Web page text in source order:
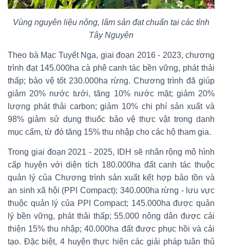
Vùng nguyên liệu nông, lâm sản đạt chuẩn tại các tỉnh
Tây Nguyên
Theo bà Mạc Tuyết Nga, giai đoạn 2016 - 2023, chương
trình đạt 145.000ha cà phê canh tác bền vững, phát thải
thấp; bảo vệ tốt 230.000ha rừng. Chương trình đã giúp
giảm 20% nước tưới, tăng 10% nước mặt; giảm 20%
lượng phát thải carbon; giảm 10% chi phí sản xuất và
98% giảm sử dụng thuốc bảo vệ thực vật trong danh
mục cấm, từ đó tăng 15% thu nhập cho các hộ tham gia.
Trong giai đoạn 2021 - 2025, IDH sẽ nhân rộng mô hình
cấp huyện với diện tích 180.000ha đất canh tác thuộc
quản lý của Chương trình sản xuất kết hợp bảo tồn và
an sinh xã hội (PPI Compact); 340.000ha rừng - lưu vực
thuộc quản lý của PPI Compact; 145.000ha được quản
lý bền vững, phát thải thấp; 55.000 nông dân được cải
thiện 15% thu nhập; 40.000ha đất được phục hồi và cải
tạo. Đặc biệt, 4 huyện thực hiện các giải pháp tuân thủ